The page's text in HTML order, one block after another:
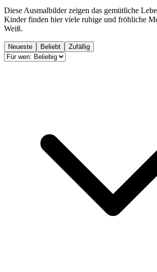
Diese Ausmalbilder zeigen das gemütliche
Kinder finden hier viele ruhige und fröhliche
Weiß.
Neueste Beliebt Zufällig